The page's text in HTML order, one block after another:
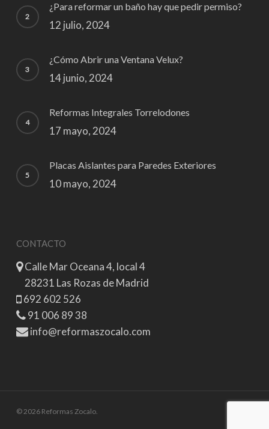
¿Para reformar un baño hay que pedir permiso?
12 julio, 2024
¿Cómo Abrir una Ventana Velux?
14 junio, 2024
Reformas Integrales Torrelodones
17 mayo, 2024
Placas Aislantes para Paredes Exteriores
10 mayo, 2024
CONTACTO
Calle Mar Oceana 4, local 4
28231 Las Rozas de Madrid
692 602 526
91 006 89 38
info@reformaszocalo.com
© 2026 Reformas Zocalo.